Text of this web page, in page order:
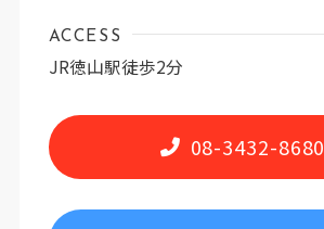
ACCESS
JR徳山駅徒歩2分
08-3432-8680